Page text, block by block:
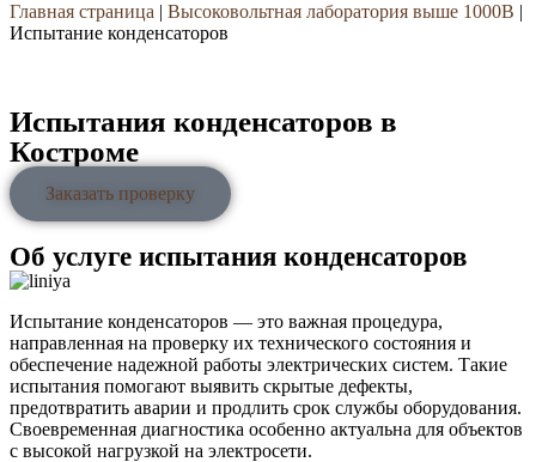
Главная страница | Высоковольтная лаборатория выше 1000В |
Испытание конденсаторов
Испытания конденсаторов в
Костроме
Заказать проверку
Об услуге испытания конденсаторов
Испытание конденсаторов — это важная процедура,
направленная на проверку их технического состояния и
обеспечение надежной работы электрических систем. Такие
испытания помогают выявить скрытые дефекты,
предотвратить аварии и продлить срок службы оборудования.
Своевременная диагностика особенно актуальна для объектов
с высокой нагрузкой на электросети.